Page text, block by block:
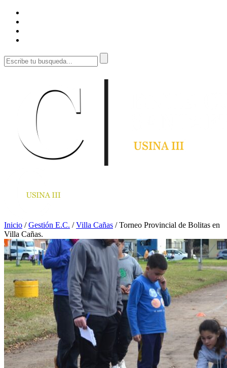
Inicio /Gestión E.C. /Villa Cañas /Torneo Provincial de Bolitas en
Villa Cañas.